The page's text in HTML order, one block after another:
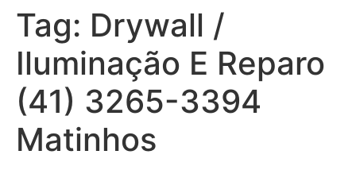
Tag: Drywall /
Iluminação E Reparo
(41) 3265-3394
Matinhos